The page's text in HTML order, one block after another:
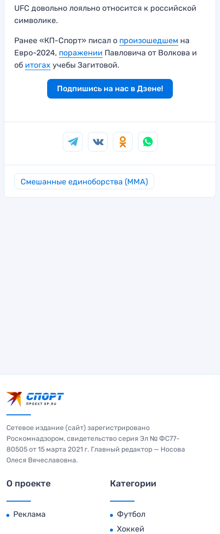
UFC довольно лояльно относится к российской
символике.
Ранее «КП-Спорт» писал о произошедшем на
Евро-2024, поражении Павловича от Волкова и
об итогах учебы Загитовой.
Подпишись на нас в Дзене!
Смешанные единоборства (MMA)
Сетевое издание (сайт) зарегистрировано
Роскомнадзором, свидетельство серия Эл № ФС77-
80505 от 15 марта 2021 г. Главный редактор — Носова
Олеся Вячеславовна.
О проекте
Реклама
Категории
Футбол
Хоккей